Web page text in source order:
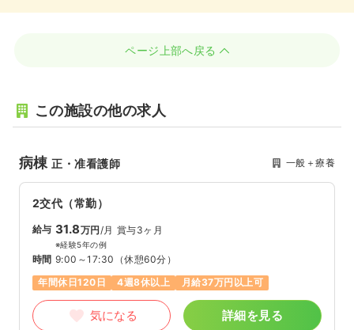
ページ上部へ戻る
この施設の他の求人
病棟正・准看護師 一般＋療養
2交代（常勤）
給与 31.8万円/月 賞与3ヶ月
※経験5年の例
時間 9:00～17:30 （休憩60分）
年間休日120日
4週8休以上 月給37万円以上可
気になる 詳細を見る